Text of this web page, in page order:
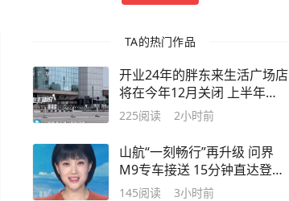
TA的热门作品
开业24年的胖东来生活广场店
将在今年12月关闭 上半年销
售额近10亿
225阅读 2小时前
山航“一刻畅行”再升级 问界
M9专车接送 15分钟直达登机
口
145阅读 3小时前